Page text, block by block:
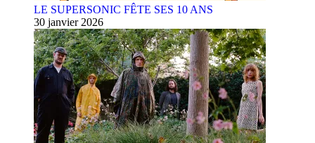
LE SUPERSONIC FÊTE SES 10 ANS
30 janvier 2026